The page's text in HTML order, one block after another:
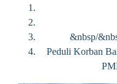
&nbsp/
Peduli Korban